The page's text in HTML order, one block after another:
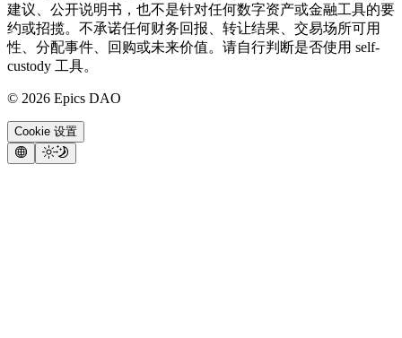
建议、公开说明书，也不是针对任何数字资产或金融工具的要
约或招揽。不承诺任何财务回报、转让结果、交易场所可用
性、分配事件、回购或未来价值。请自行判断是否使用 self-
custody 工具。
© 2026 Epics DAO
Cookie 设置